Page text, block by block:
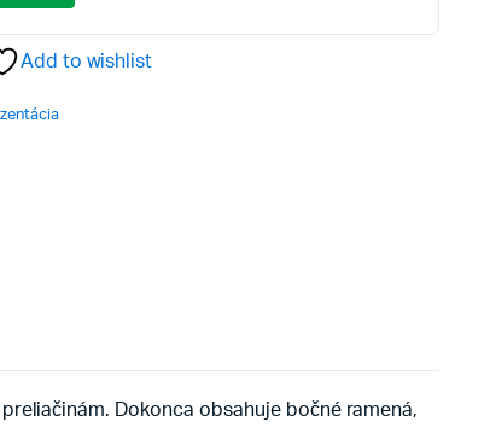
Add to wishlist
Dokonca obsahuje bočné ramená,